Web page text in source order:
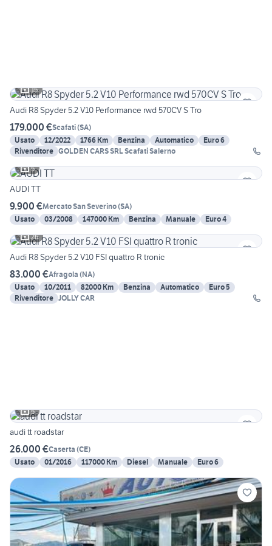
15
Audi R8 Spyder 5.2 V10 Performance rwd 570CV S Tro
179.000 €Scafati(SA)
Usato
12/2022 1766 Km Benzina Automatico
Euro 6
Rivenditore GOLDEN CARS SRL Scafati Salerno
5
AUDI TT
9.900 €Mercato San Severino(SA)
Usato
03/2008 147000 Km Benzina Manuale
Euro 4
26
Audi R8 Spyder 5.2 V10 FSI quattro R tronic
83.000 €Afragola (NA)
Usato
10/2011 82000 Km Benzina Automatico
Euro 5
Rivenditore JOLLY CAR
5
audi tt roadstar
26.000 €Caserta (CE)
Usato
01/2016 117000 Km Diesel Manuale Euro 6